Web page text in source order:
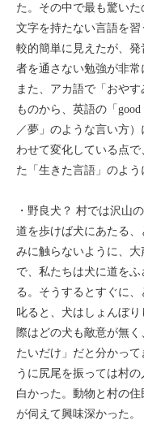
た。その中で最も驚いた
文字を持たない言語を
較的簡単に見えたが、
者を通さない勉強が非常
また、アカ語で「おや
ものから、英語の「
／夢」のような言い方
わせて変化している点
た「生きた言語」のよう
・野良犬？ 村では沢山
道を歩けば犬にあたる
みに触らないように、
で、私たちは犬に道を
る。そうするとすぐに
叱ると、犬はしょんぼ
際はどの犬も敵意が無
たいだけ」だと分かっ
うに尻尾を振っては村
白かった。動物と村の
が伺えて興味深かった。